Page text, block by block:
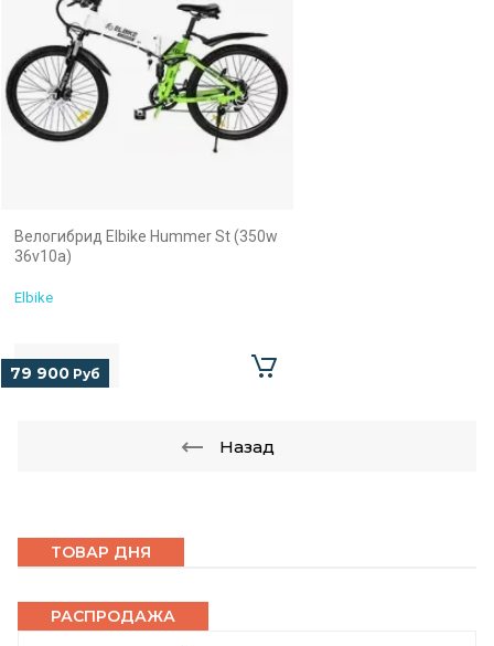
ТОВАР ДНЯ
РАСПРОДАЖА
Велогибрид Elbike Hummer St (350w
36v10a)
Elbike
79 900 Руб
Назад